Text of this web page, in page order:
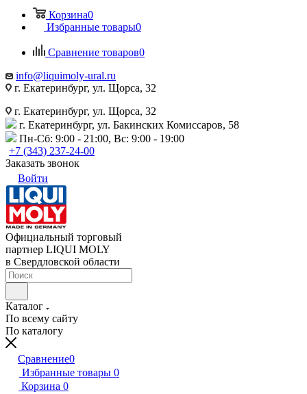
Корзина0
Избранные товары0
Сравнение товаров0
info@liquimoly-ural.ru
г. Екатеринбург, ул. Щорса, 32
г. Екатеринбург, ул. Щорса, 32
г. Екатеринбург, ул. Бакинских Комиссаров, 58
Пн-Сб: 9:00 - 21:00, Вс: 9:00 - 19:00
+7 (343) 237-24-00
Заказать звонок
Войти
Официальный торговый
партнер LIQUI MOLY
в Свердловской области
Каталог
По всему сайту
По каталогу
Сравнение0
Избранные товары 0
Корзина 0